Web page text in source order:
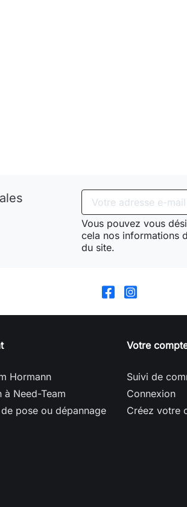
Vous pouvez vous
cela nos informations
du site.
Hormann
à Need-Team
pose ou dépannage
Votre
Suivi de
Connexion
Créez votre